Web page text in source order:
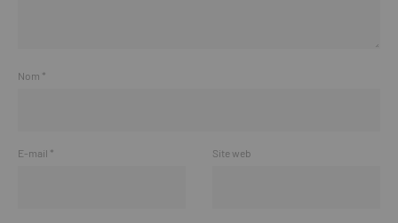
Nom *
E-mail * Site web